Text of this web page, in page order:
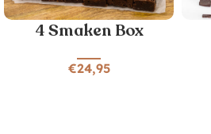
4 Smaken Box
€24,95